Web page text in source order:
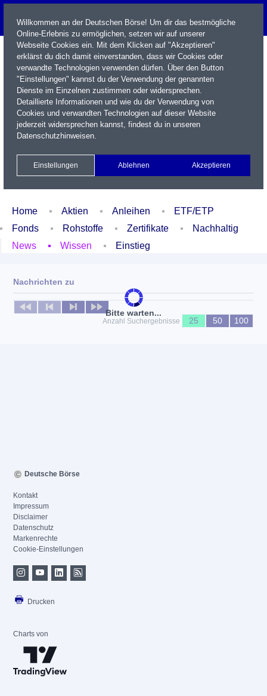
Name / WKN / ISIN / Kürzel
Xetra Realtime
Watchlist Portfolio Login
Home Aktien Anleihen
ETF/ETP
Fonds
Rohstoffe Zertifikate
Nachhaltig
News
Wissen Einstieg
Bitte warten...
Nachrichten zu
Keine News verfügbar
Anzahl Suchergebnisse
25 50 100
Willkommen an der Deutschen Börse! Um dir das bestmögliche
Online-Erlebnis zu ermöglichen, setzen wir auf unserer
Webseite Cookies ein. Mit dem Klicken auf "Akzeptieren"
erklärst du dich damit einverstanden, dass wir Cookies oder
verwandte Technologien verwenden dürfen. Über den Button
"Einstellungen" kannst du der Verwendung der genannten
Dienste im Einzelnen zustimmen oder widersprechen.
Detaillierte Informationen und wie du der Verwendung von
Cookies und verwandten Technologien auf dieser Website
jederzeit widersprechen kannst, findest du in unseren
Datenschutzhinweisen.
Einstellungen Ablehnen Akzeptieren
Deutsche Börse
Kontakt
Impressum
Disclaimer
Datenschutz
Markenrechte
Cookie-Einstellungen
Drucken
Charts von